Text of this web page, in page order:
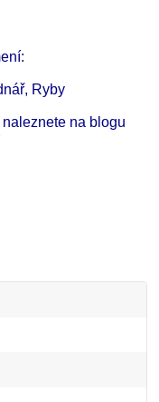
Ryby
na blogu